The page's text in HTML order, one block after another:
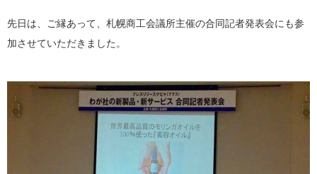
先日は、ご縁あって、札幌商工会議所主催の合同記者発表会にも参
加させていただきました。